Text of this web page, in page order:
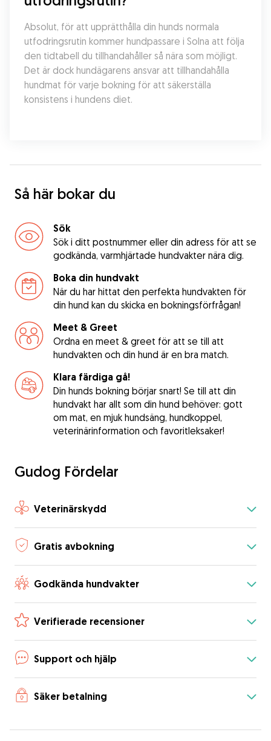
Absolut, för att upprätthålla din hunds normala
utfodringsrutin kommer hundpassare i Solna att följa
den tidtabell du tillhandahåller så nära som möjligt.
Det är dock hundägarens ansvar att tillhandahålla
hundmat för varje bokning för att säkerställa
konsistens i hundens diet.
Så här bokar du
Sök
Sök i ditt postnummer eller din adress för att se
godkända, varmhjärtade hundvakter nära dig.
Boka din hundvakt
När du har hittat den perfekta hundvakten för
din hund kan du skicka en bokningsförfrågan!
Meet & Greet
Ordna en meet & greet för att se till att
hundvakten och din hund är en bra match.
Klara färdiga gå!
Din hunds bokning börjar snart! Se till att din
hundvakt har allt som din hund behöver: gott
om mat, en mjuk hundsäng, hundkoppel,
veterinärinformation och favoritleksaker!
Gudog Fördelar
Veterinärskydd
Gratis avbokning
Godkända hundvakter
Verifierade recensioner
Support och hjälp
Säker betalning